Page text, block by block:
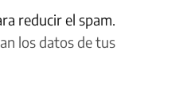
reducir el spam.
los datos de tus